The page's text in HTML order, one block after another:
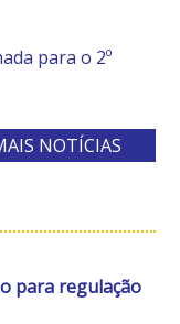
para o 2º
NOTÍCIAS
para regulação